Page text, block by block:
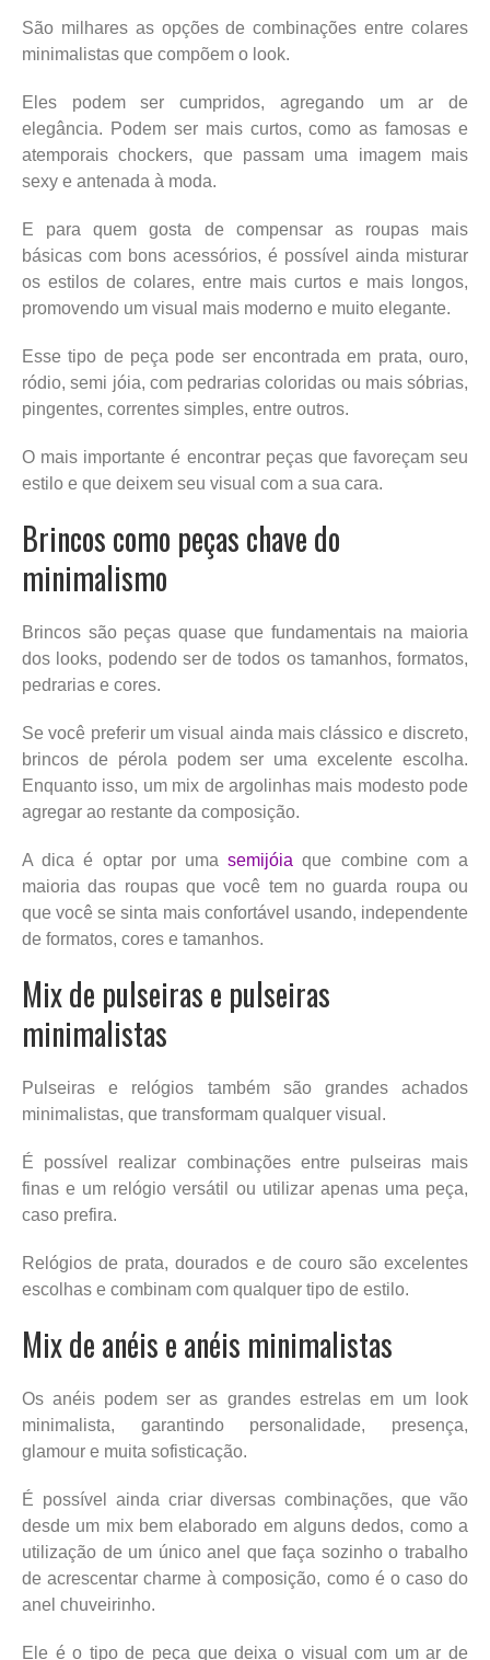
São milhares as opções de combinações entre colares
minimalistas que compõem o look.
Eles podem ser cumpridos, agregando um ar de
elegância. Podem ser mais curtos, como as famosas e
atemporais chockers, que passam uma imagem mais
sexy e antenada à moda.
E para quem gosta de compensar as roupas mais
básicas com bons acessórios, é possível ainda misturar
os estilos de colares, entre mais curtos e mais longos,
promovendo um visual mais moderno e muito elegante.
Esse tipo de peça pode ser encontrada em prata, ouro,
ródio, semi jóia, com pedrarias coloridas ou mais sóbrias,
pingentes, correntes simples, entre outros.
O mais importante é encontrar peças que favoreçam seu
estilo e que deixem seu visual com a sua cara.
Brincos como peças chave do
minimalismo
Brincos são peças quase que fundamentais na maioria
dos looks, podendo ser de todos os tamanhos, formatos,
pedrarias e cores.
Se você preferir um visual ainda mais clássico e discreto,
brincos de pérola podem ser uma excelente escolha.
Enquanto isso, um mix de argolinhas mais modesto pode
agregar ao restante da composição.
A dica é optar por umasemijóia que combine com a
maioria das roupas que você tem no guarda roupa ou
que você se sinta mais confortável usando, independente
de formatos, cores e tamanhos.
Mix de pulseiras e pulseiras
minimalistas
Pulseiras e relógios também são grandes achados
minimalistas, que transformam qualquer visual.
É possível realizar combinações entre pulseiras mais
finas e um relógio versátil ou utilizar apenas uma peça,
caso prefira.
Relógios de prata, dourados e de couro são excelentes
escolhas e combinam com qualquer tipo de estilo.
Mix de anéis e anéis minimalistas
Os anéis podem ser as grandes estrelas em um look
minimalista, garantindo personalidade, presença,
glamour e muita sofisticação.
É possível ainda criar diversas combinações, que vão
desde um mix bem elaborado em alguns dedos, como a
utilização de um único anel que faça sozinho o trabalho
de acrescentar charme à composição, como é o caso do
anel chuveirinho.
Ele é o tipo de peça que deixa o visual com um ar de